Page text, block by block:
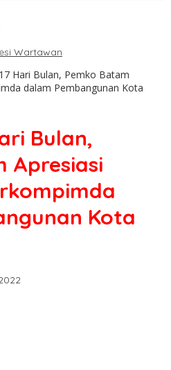
Wartawan
Hari Bulan, Pemko Batam
dalam Pembangunan Kota
Bulan,
Apresiasi
Kota